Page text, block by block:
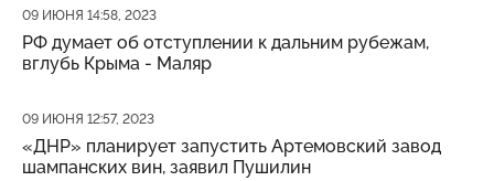
Дата публикации
09 ИЮНЯ 14:58, 2023
РФ думает об отступлении к дальним рубежам,
вглубь Крыма - Маляр
Дата публикации
09 ИЮНЯ 12:57, 2023
«ДНР» планирует запустить Артемовский завод
шампанских вин, заявил Пушилин